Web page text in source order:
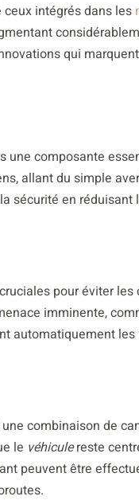
intégrés dans les
qui
une composante
allant du simple
sécurité en réduisant
pour éviter les
imminente,
automatiquement
combinaison de
le véhiculereste
peuvent être